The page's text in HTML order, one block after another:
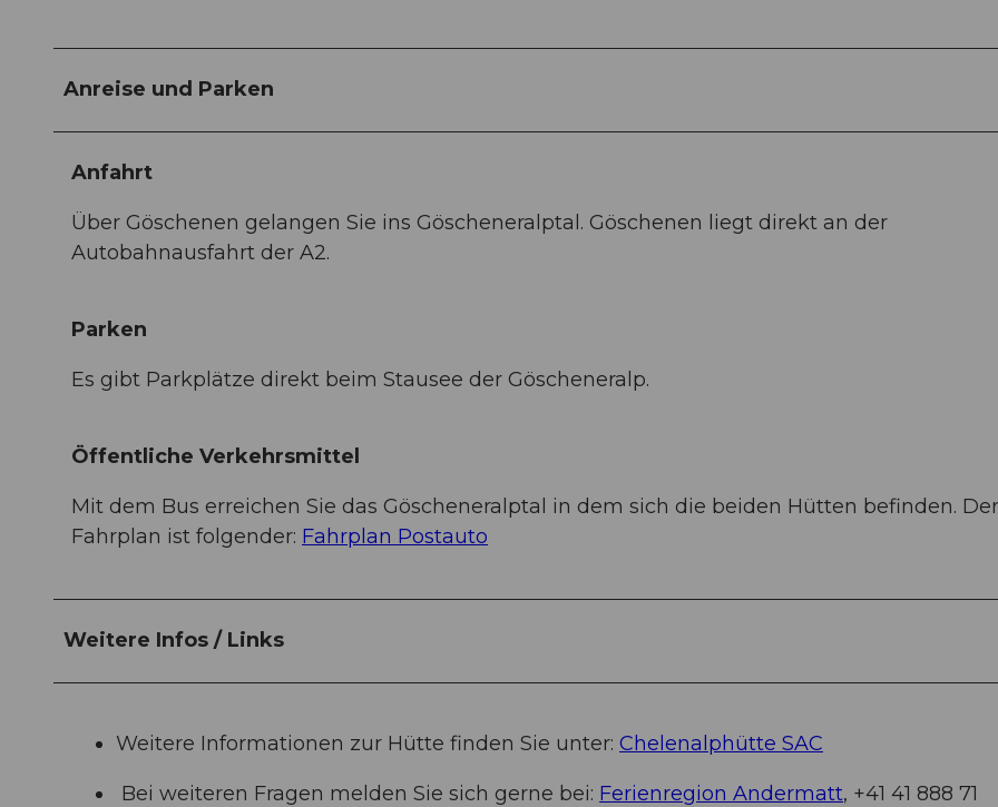
Anreise und Parken
Anfahrt
Über Göschenen gelangen Sie ins Göscheneralptal. Göschenen liegt direkt an der
Autobahnausfahrt der A2.
Parken
Es gibt Parkplätze direkt beim Stausee der Göscheneralp.
Öffentliche Verkehrsmittel
Mit dem Bus erreichen Sie das Göscheneralptal in dem sich die beiden Hütten befinden. Der
Fahrplan ist folgender: Fahrplan Postauto
Weitere Infos / Links
Weitere Informationen zur Hütte finden Sie unter: Chelenalphütte SAC
Bei weiteren Fragen melden Sie sich gerne bei: Ferienregion Andermatt, +41 41 888 71